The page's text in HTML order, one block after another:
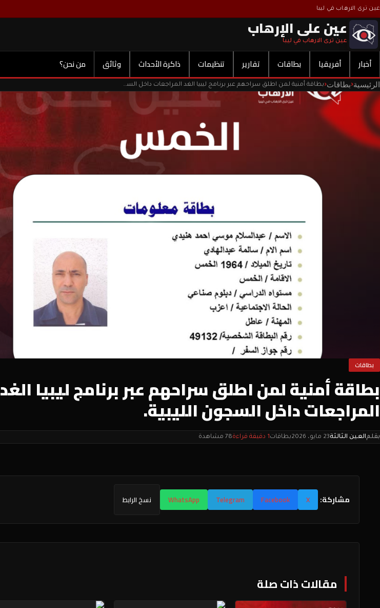
عين ترى الارهاب في ليبا
عين على الإرهاب
عين ترى الارهاب في ليبا
أخبار أفريقيا بطاقات تقارير تنظيمات ذاكرة الأحداث وثائق من نحن؟
الرئيسية‹بطاقات‹ بطاقة أمنية لمن اطلق سراحهم عبر برنامج ليبيا الغد المراجعات داخل السجون الليبية.
بطاقات
بطاقة أمنية لمن اطلق سراحهم عبر برنامج ليبيا الغد
المراجعات داخل السجون الليبية.
بقلمالعين الثالثة23 مايو، 2026 بطاقات1 دقيقة قراءة 78 مشاهدة
مشاركة: X
Facebook
Telegram
WhatsApp نسخ الرابط
مقالات ذات صلة